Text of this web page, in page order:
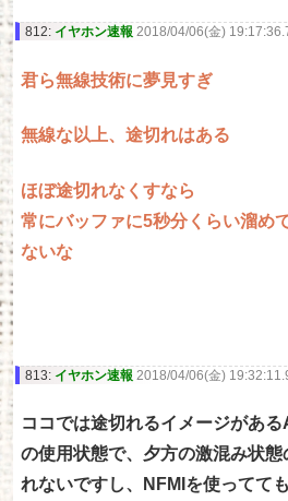
812: イヤホン速報 2018/04/06(金)
君ら無線技術に夢見すぎ
無線な以上、途切れはある
ほぼ途切れなくすなら
常にバッファに5秒分くらい溜め
ないな
813: イヤホン速報 2018/04/06(金)
ココでは途切れるイメージがあ
の使用状態で、夕方の激混み状態
れないですし、NFMIを使ってて